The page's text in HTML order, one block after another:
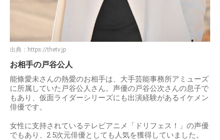
出典： https://thetv.jp
お相手の戸谷公人
能條愛未さんの熱愛のお相手は、大手芸能事務所アミューズ
に所属していた戸谷公人さん。声優の戸谷公次さんの息子で
もあり、仮面ライダーシリーズにも出演経験があるイケメン
俳優です。
女性に支持されているテレビアニメ「ドリフェス！」の声優
でもあり、2.5次元俳優としても人気を獲得していました。